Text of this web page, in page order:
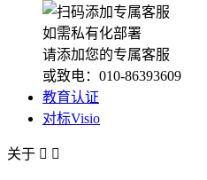
如需私有化部署
请添加您的专属客服
或致电：010-86393609
教育认证
对标Visio
关于  